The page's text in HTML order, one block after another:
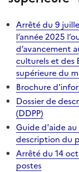
Arrêté du 9
l’année 2025
d’avancement
culturels et des
supérieure du
Brochure
Dossier de
(DDPP)
Guide d'aide au
description du
Arrêté du 14
postes